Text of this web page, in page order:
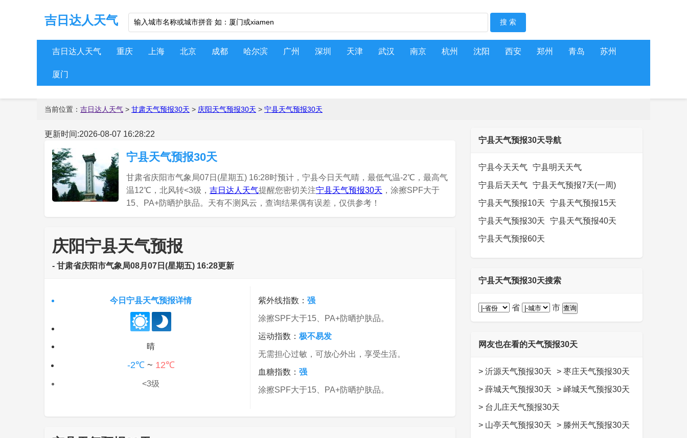
吉日达人天气
吉日达人天气 重庆 上海 北京 成都 哈尔滨 广州 深圳 天津 武汉 南京 杭州 沈阳 西安 郑州 青岛 苏州
厦门
当前位置： 吉日达人天气 > 甘肃天气预报30天 > 庆阳天气预报30天 > 宁县天气预报30天
更新时间:2026-08-07 16:28:22
宁县天气预报30天
甘肃省庆阳市气象局07日(星期五) 16:28时预计，宁县今日天气晴，最低气温-2℃，最高气
温12℃，北风转<3级， 吉日达人天气提醒您密切关注宁县天气预报30天 ，涂擦SPF大于
15、PA+防晒护肤品。天有不测风云，查询结果偶有误差，仅供参考！
庆阳宁县天气预报
- 甘肃省庆阳市气象局08月07日(星期五) 16:28更新
今日宁县天气预报详情
晴
-2℃~ 12℃
<3级
紫外线指数： 强
涂擦SPF大于15、PA+防晒护肤品。
运动指数： 极不易发
无需担心过敏，可放心外出，享受生活。
血糖指数： 强
涂擦SPF大于15、PA+防晒护肤品。
宁县天气预报30天导航
宁县今天天气 宁县明天天气
宁县后天天气 宁县天气预报7天(一周)
宁县天气预报10天 宁县天气预报15天
宁县天气预报30天 宁县天气预报40天
宁县天气预报60天
宁县天气预报30天搜索
省 市
网友也在看的天气预报30天
> 沂源天气预报30天 > 枣庄天气预报30天
> 薛城天气预报30天 > 峄城天气预报30天
> 台儿庄天气预报30天
> 山亭天气预报30天 > 滕州天气预报30天